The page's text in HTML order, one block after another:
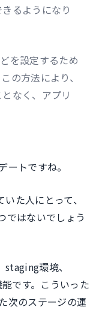
るようになり
を設定するため
の方法により、
なく、アプリ
トですね。
た人にとって、
ではないでしょう
環境、
です。こういった
次のステージの運